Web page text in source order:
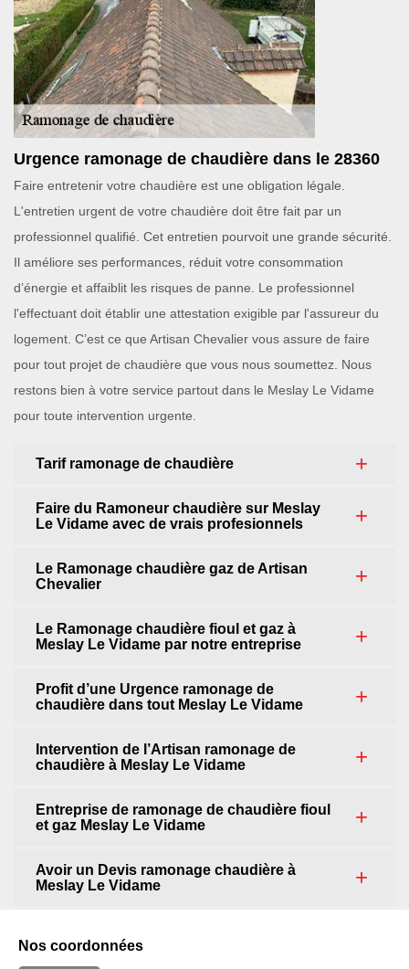
Urgence ramonage de chaudière dans le 28360
Faire entretenir votre chaudière est une obligation légale.
L'entretien urgent de votre chaudière doit être fait par un
professionnel qualifié. Cet entretien pourvoit une grande sécurité.
Il améliore ses performances, réduit votre consommation
d’énergie et affaiblit les risques de panne. Le professionnel
l'effectuant doit établir une attestation exigible par l'assureur du
logement. C’est ce que Artisan Chevalier vous assure de faire
pour tout projet de chaudière que vous nous soumettez. Nous
restons bien à votre service partout dans le Meslay Le Vidame
pour toute intervention urgente.
Tarif ramonage de chaudière
Faire du Ramoneur chaudière sur Meslay
Le Vidame avec de vrais profesionnels
Le Ramonage chaudière gaz de Artisan
Chevalier
Le Ramonage chaudière fioul et gaz à
Meslay Le Vidame par notre entreprise
Profit d’une Urgence ramonage de
chaudière dans tout Meslay Le Vidame
Intervention de l’Artisan ramonage de
chaudière à Meslay Le Vidame
Entreprise de ramonage de chaudière fioul
et gaz Meslay Le Vidame
Avoir un Devis ramonage chaudière à
Meslay Le Vidame
Nos coordonnées